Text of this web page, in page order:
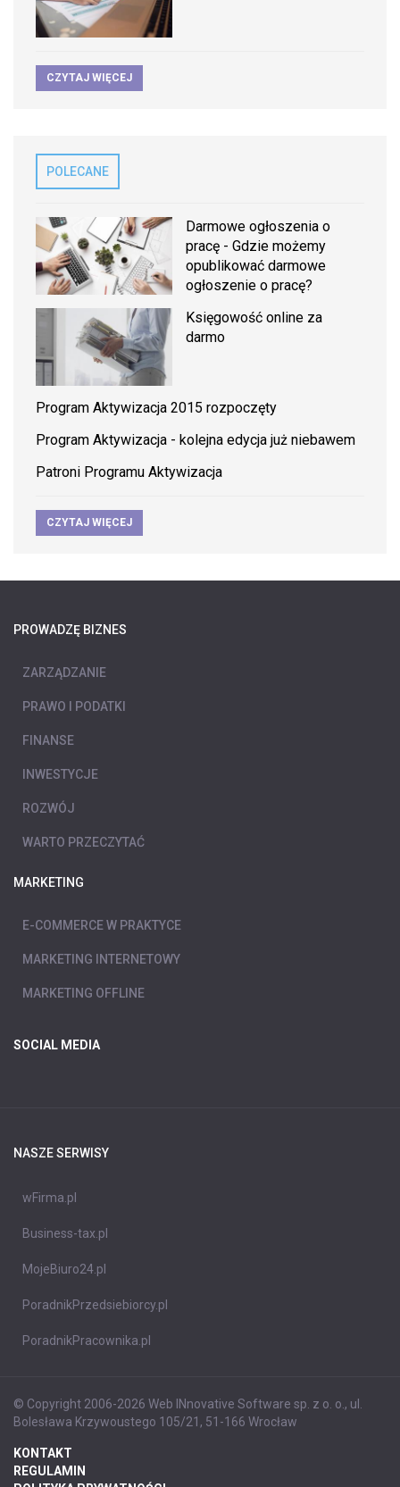
CZYTAJ WIĘCEJ
POLECANE
Darmowe ogłoszenia o
pracę - Gdzie możemy
opublikować darmowe
ogłoszenie o pracę?
Księgowość online za
darmo
Program Aktywizacja 2015 rozpoczęty
Program Aktywizacja - kolejna edycja już niebawem
Patroni Programu Aktywizacja
CZYTAJ WIĘCEJ
PROWADZĘ BIZNES
ZARZĄDZANIE
PRAWO I PODATKI
FINANSE
INWESTYCJE
ROZWÓJ
WARTO PRZECZYTAĆ
MARKETING
E-COMMERCE W PRAKTYCE
MARKETING INTERNETOWY
MARKETING OFFLINE
SOCIAL MEDIA
NASZE SERWISY
wFirma.pl
Business-tax.pl
MojeBiuro24.pl
PoradnikPrzedsiebiorcy.pl
PoradnikPracownika.pl
© Copyright 2006-2026 Web INnovative Software sp. z o. o., ul.
Bolesława Krzywoustego 105/21, 51-166 Wrocław
KONTAKT
REGULAMIN